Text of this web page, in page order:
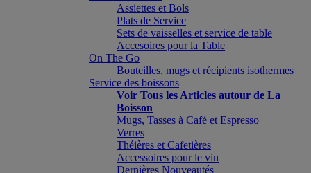
Assiettes et Bols
Plats de Service
Sets de vaisselles et service de table
Accesoires pour la Table
On The Go
Bouteilles, mugs et récipients isothermes
Service des boissons
Voir Tous les Articles autour de La
Boisson
Mugs, Tasses à Café et Espresso
Verres
Théières et Cafetières
Accessoires pour le vin
Dernières Nouveautés